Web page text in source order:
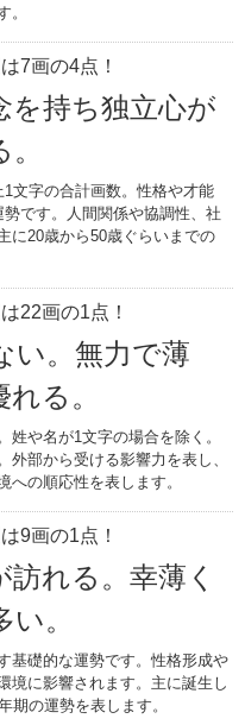
。
7画の4点！
を持ち独立心が
文字の合計画数。性格や才能
です。人間関係や協調性、社
に20歳から50歳ぐらいまでの
22画の1点！
い。無力で薄
る。
姓や名が1文字の場合を除く。
外部から受ける影響力を表し、
への順応性を表します。
9画の1点！
れる。幸薄く
。
基礎的な運勢です。性格形成や
境に影響されます。主に誕生し
期の運勢を表します。